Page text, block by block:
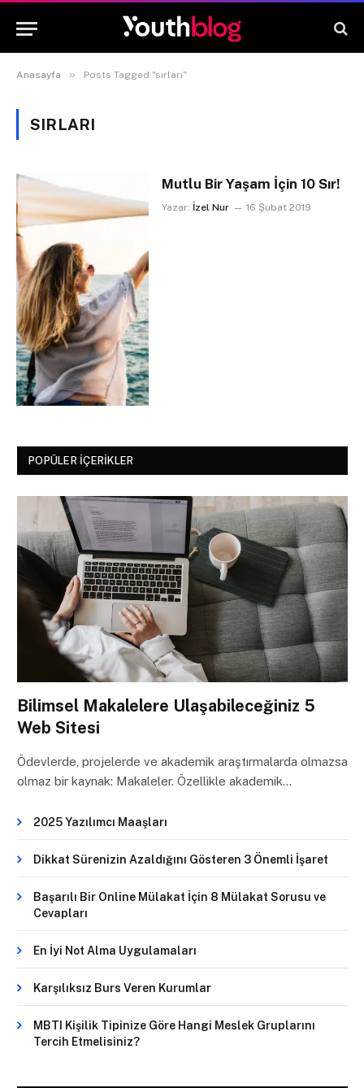
Anasayfa » Posts Tagged "sırları"
SIRLARI
Mutlu Bir Yaşam İçin 10 Sır!
Yazar: İzel Nur 16 Şubat 2019
POPÜLER İÇERIKLER
Bilimsel Makalelere Ulaşabileceğiniz 5
Web Sitesi
Ödevlerde, projelerde ve akademik araştırmalarda olmazsa
olmaz bir kaynak: Makaleler. Özellikle akademik…
2025 Yazılımcı Maaşları
Dikkat Sürenizin Azaldığını Gösteren 3 Önemli İşaret
Başarılı Bir Online Mülakat İçin 8 Mülakat Sorusu ve
Cevapları
En İyi Not Alma Uygulamaları
Karşılıksız Burs Veren Kurumlar
MBTI Kişilik Tipinize Göre Hangi Meslek Gruplarını
Tercih Etmelisiniz?